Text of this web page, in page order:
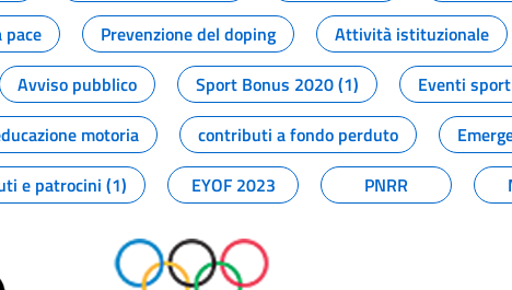
Prevenzione del doping Attività istituzionale
Avviso pubblico Sport Bonus 2020 (1) Eventi
motoria contributi a fondo perduto
e patrocini (1) EYOF 2023 PNRR